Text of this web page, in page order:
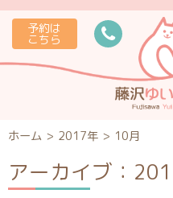
予約は
こちら
ホーム > 2017年 > 10月
アーカイブ：